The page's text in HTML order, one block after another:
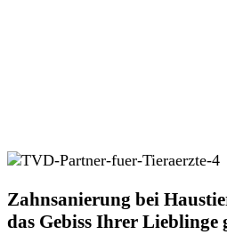
Zahnsanierung bei
das Gebiss Ihrer Lieblinge